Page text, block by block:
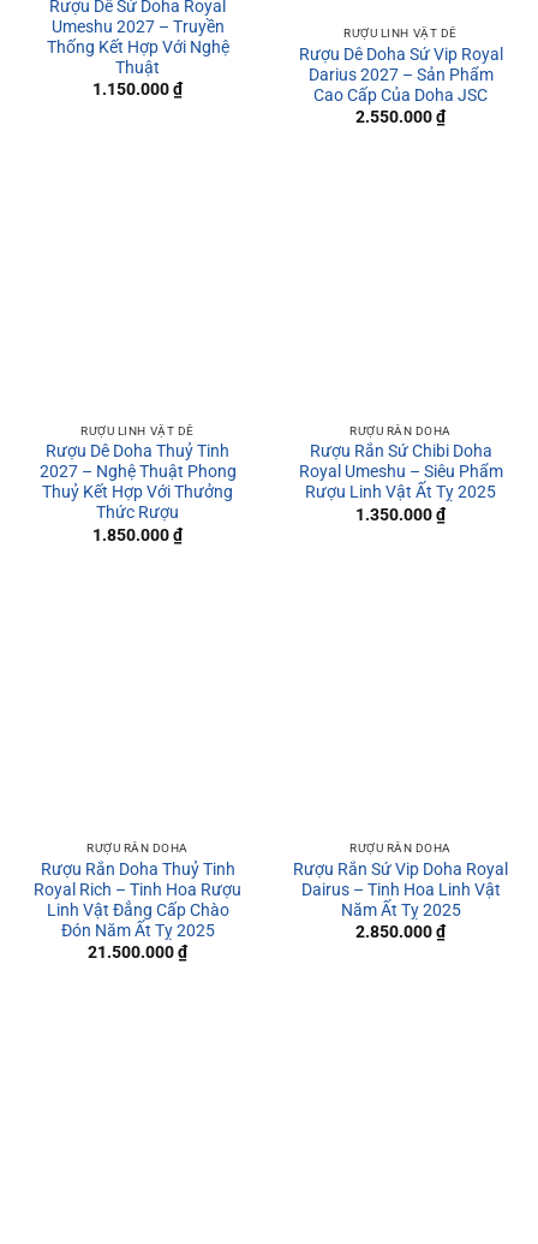
Rượu Dê Sứ Doha Royal
Umeshu 2027 – Truyền
Thống Kết Hợp Với Nghệ
Thuật
1.150.000₫
RƯỢU LINH VẬT DÊ
Rượu Dê Doha Sứ Vip Royal
Darius 2027 – Sản Phẩm
Cao Cấp Của Doha JSC
2.550.000₫
RƯỢU LINH VẬT DÊ
Rượu Dê Doha Thuỷ Tinh
2027 – Nghệ Thuật Phong
Thuỷ Kết Hợp Với Thưởng
Thức Rượu
1.850.000₫
RƯỢU RẮN DOHA
Rượu Rắn Sứ Chibi Doha
Royal Umeshu – Siêu Phẩm
Rượu Linh Vật Ất Tỵ 2025
1.350.000₫
RƯỢU RẮN DOHA
Rượu Rắn Doha Thuỷ Tinh
Royal Rich – Tinh Hoa Rượu
Linh Vật Đẳng Cấp Chào
Đón Năm Ất Tỵ 2025
21.500.000₫
RƯỢU RẮN DOHA
Rượu Rắn Sứ Vip Doha Royal
Dairus – Tinh Hoa Linh Vật
Năm Ất Tỵ 2025
2.850.000₫